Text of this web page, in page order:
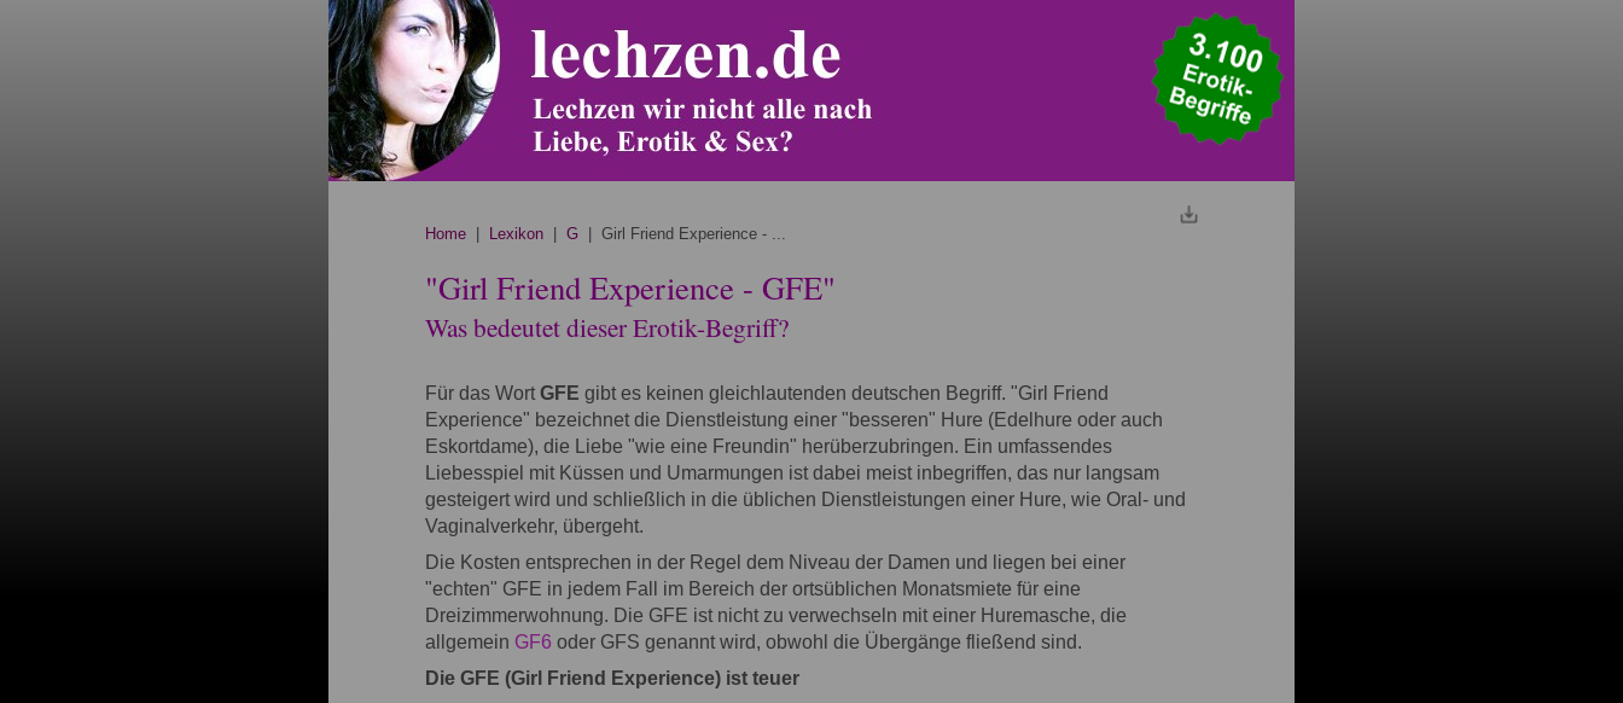
Home Lexikon G | Girl Friend Experience - ...
"Girl Friend Experience - GFE"
Was bedeutet dieser Erotik-Begriff?
Für das Wort GFE gibt es keinen gleichlautenden deutschen Begriff. "Girl Friend
Experience" bezeichnet die Dienstleistung einer "besseren" Hure (Edelhure oder auch
Eskortdame), die Liebe "wie eine Freundin" herüberzubringen. Ein umfassendes
Liebesspiel mit Küssen und Umarmungen ist dabei meist inbegriffen, das nur langsam
gesteigert wird und schließlich in die üblichen Dienstleistungen einer Hure, wie Oral- und
Vaginalverkehr, übergeht.
Die Kosten entsprechen in der Regel dem Niveau der Damen und liegen bei einer
"echten" GFE in jedem Fall im Bereich der ortsüblichen Monatsmiete für eine
Dreizimmerwohnung. Die GFE ist nicht zu verwechseln mit einer Huremasche, die
allgemein GF6 oder GFS genannt wird, obwohl die Übergänge fließend sind.
Die GFE (Girl Friend Experience) ist teuer